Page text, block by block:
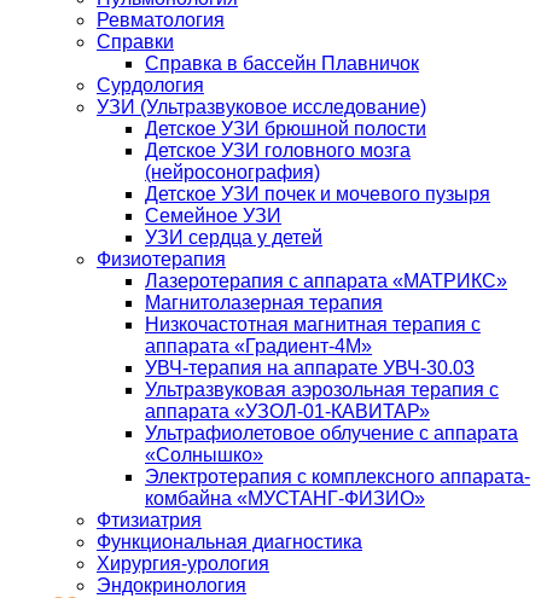
Ревматология
Справки
Справка в бассейн Плавничок
Сурдология
УЗИ (Ультразвуковое исследование)
Детское УЗИ брюшной полости
Детское УЗИ головного мозга
(нейросонография)
Детское УЗИ почек и мочевого пузыря
Семейное УЗИ
УЗИ сердца у детей
Физиотерапия
Лазеротерапия с аппарата «МАТРИКС»
Магнитолазерная терапия
Низкочастотная магнитная терапия с
аппарата «Градиент-4М»
УВЧ-терапия на аппарате УВЧ-30.03
Ультразвуковая аэрозольная терапия с
аппарата «УЗОЛ-01-КАВИТАР»
Ультрафиолетовое облучение с аппарата
«Солнышко»
Электротерапия с комплексного аппарата-
комбайна «МУСТАНГ-ФИЗИО»
Фтизиатрия
Функциональная диагностика
Хирургия-урология
Эндокринология